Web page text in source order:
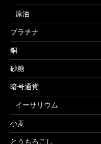
原油
プラチナ
銅
砂糖
暗号通貨
イーサリウム
小麦
とうもろこし